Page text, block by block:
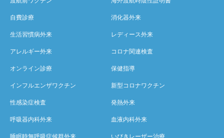
自費診療 消化器外来
生活習慣病外来 レディース外来
アレルギー外来 コロナ関連検査
オンライン診療 保健指導
インフルエンザワクチン 新型コロナワクチン
性感染症検査 発熱外来
呼吸器内科外来 血液内科外来
睡眠時無呼吸症候群外来 いびきレーザー治療